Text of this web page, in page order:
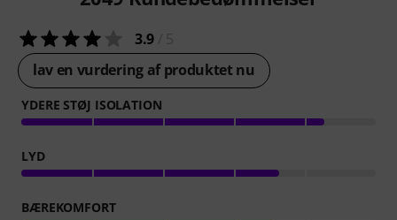
3.9
lav en vurdering af produktet nu
YDERE STØJ ISOLATION
LYD
BÆREKOMFORT